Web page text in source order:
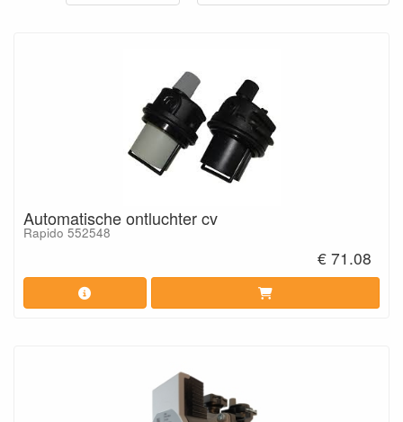
Automatische ontluchter cv
Rapido 552548
€ 71.08